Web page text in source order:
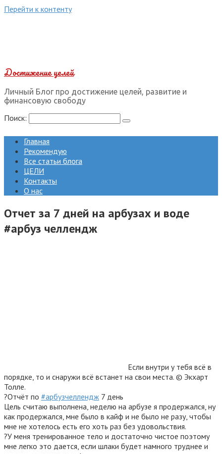
Перейти к контенту
Достижение целей
Личный Блог про достижение целей, развитие и
финансовую свободу
Поиск:
Главная
Рекомендую
Все статьи блога
ЦЕЛИ
Контакты
О нас
Отчет за 7 дней на арбузах и воде
#арбуз челлендж
Если внутри у тебя всё в
порядке, то и снаружи всё встанет на свои места. © Экхарт
Толле.
?Отчёт по #арбузчеллендж 7 день
Цель считаю выполнена, неделю на арбузе я продержался, ну
как продержался, мне было в кайф и не было не разу, чтобы
мне не хотелось есть его хоть раз без удовольствия.
?У меня тренированное тело и достаточно чистое поэтому
мне легко это дается, если шлаки будет намного труднее и